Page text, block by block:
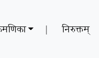
| निरुक्तम्